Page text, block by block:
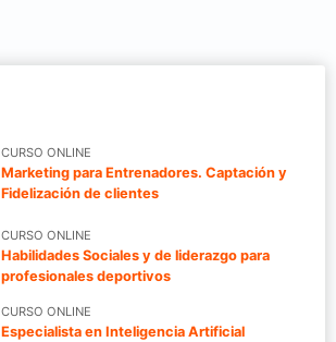
CURSO ONLINE
Marketing para Entrenadores. Captación y
Fidelización de clientes
CURSO ONLINE
Habilidades Sociales y de liderazgo para
profesionales deportivos
CURSO ONLINE
Especialista en Inteligencia Artificial